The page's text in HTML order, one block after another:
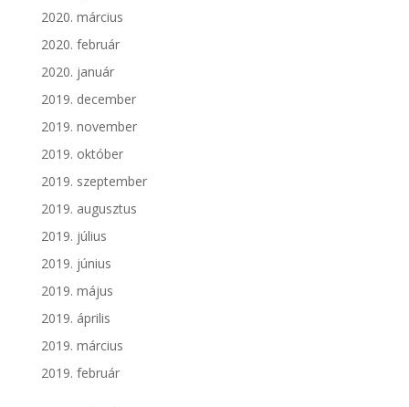
2020. március
2020. február
2020. január
2019. december
2019. november
2019. október
2019. szeptember
2019. augusztus
2019. július
2019. június
2019. május
2019. április
2019. március
2019. február